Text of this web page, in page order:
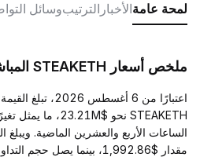
لمحة عامةالأخبار الترتيبوسائل
ملخص أسعار STEAKETH المباشر
اعتبارًا من 6 أغسطس